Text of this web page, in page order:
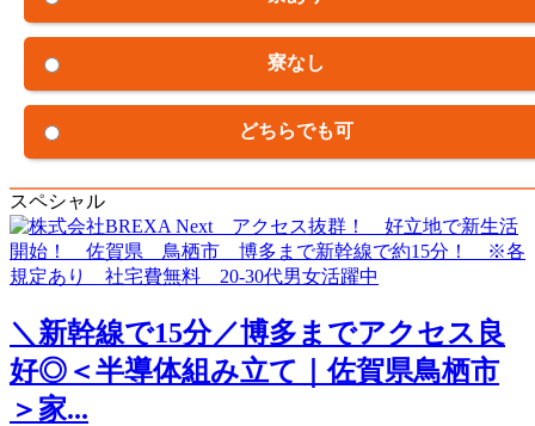
寮なし
どちらでも可
スペシャル
＼新幹線で15分／博多までアクセス良
好◎＜半導体組み立て｜佐賀県鳥栖市
＞家...